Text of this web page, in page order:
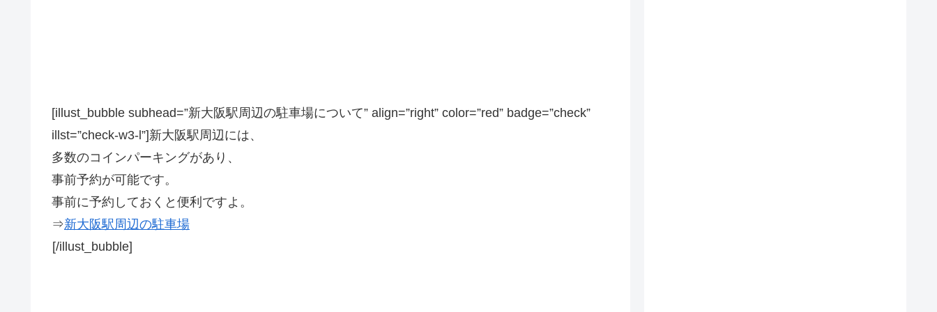
[illust_bubble subhead=”新大阪駅周辺の駐車場について” align=”right” color=”red” badge=”check”
illst=”check-w3-l”]新大阪駅周辺には、
多数のコインパーキングがあり、
事前予約が可能です。
事前に予約しておくと便利ですよ。
⇒新大阪駅周辺の駐車場
[/illust_bubble]